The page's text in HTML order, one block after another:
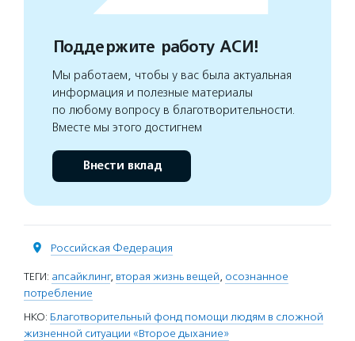
Поддержите работу АСИ!
Мы работаем, чтобы у вас была актуальная
информация и полезные материалы
по любому вопросу в благотворительности.
Вместе мы этого достигнем
Внести вклад
Российская Федерация
ТЕГИ: апсайклинг, вторая жизнь вещей, осознанное
потребление
НКО: Благотворительный фонд помощи людям в сложной
жизненной ситуации «Второе дыхание»